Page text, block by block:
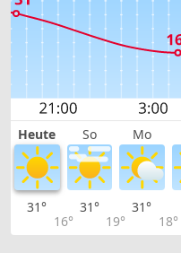
Heute So Mo
31°
16°
31°
19°
31°
18°